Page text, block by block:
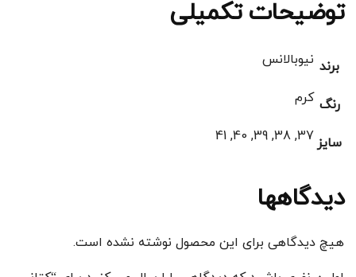
توضیحات تکمیلی
برند نیوبالانس
رنگ کرم
سایز 37, 38, 39, 40, 41
دیدگاهها
هیچ دیدگاهی برای این محصول نوشته نشده است.